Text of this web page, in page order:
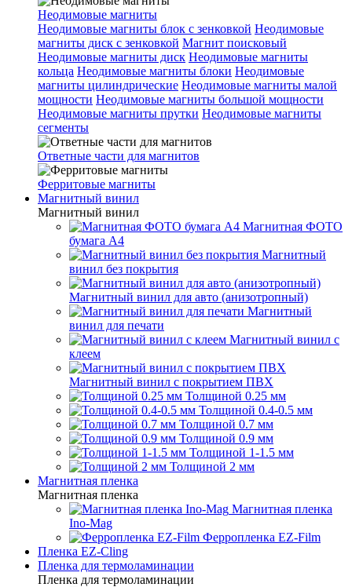
Неодимовые магниты
Неодимовые магниты блок с зенковкой Неодимовые
магниты диск с зенковкой Магнит поисковый
Неодимовые магниты диск Неодимовые магниты
кольца Неодимовые магниты блоки Неодимовые
магниты цилиндрические Неодимовые магниты малой
мощности Неодимовые магниты большой мощности
Неодимовые магниты прутки Неодимовые магниты
сегменты
Ответные части для магнитов
Ферритовые магниты
Магнитный винил
Магнитный винил
Магнитная ФОТО
бумага А4
Магнитный
винил без покрытия
Магнитный винил для авто (анизотропный)
Магнитный
винил для печати
Магнитный винил с
клеем
Магнитный винил с покрытием ПВХ
Толщиной 0.25 мм
Толщиной 0.4-0.5 мм
Толщиной 0.7 мм
Толщиной 0.9 мм
Толщиной 1-1.5 мм
Толщиной 2 мм
Магнитная пленка
Магнитная пленка
Магнитная пленка
Ino-Mag
Ферропленка EZ-Film
Пленка EZ-Cling
Пленка для термоламинации
Пленка для термоламинации